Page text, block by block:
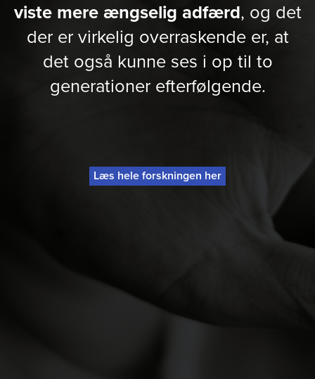
viste mere ængselig adfærd, og det
der er virkelig overraskende er, at
det også kunne ses i op til to
generationer efterfølgende.
Læs hele forskningen her